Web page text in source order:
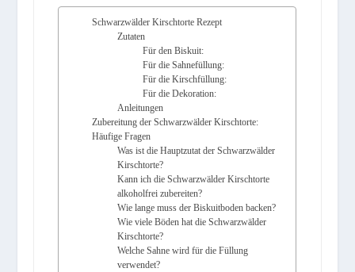
Schwarzwälder Kirschtorte Rezept
Zutaten
Für den Biskuit:
Für die Sahnefüllung:
Für die Kirschfüllung:
Für die Dekoration:
Anleitungen
Zubereitung der Schwarzwälder Kirschtorte:
Häufige Fragen
Was ist die Hauptzutat der Schwarzwälder
Kirschtorte?
Kann ich die Schwarzwälder Kirschtorte
alkoholfrei zubereiten?
Wie lange muss der Biskuitboden backen?
Wie viele Böden hat die Schwarzwälder
Kirschtorte?
Welche Sahne wird für die Füllung
verwendet?